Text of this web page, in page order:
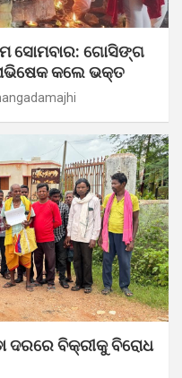
ସୋମବାର: ଗୋସିଙ୍ଗ
କଲେ ଭକ୍ତ
ଦରରେ ବିକ୍ରୀକୁ ବିରୋଧ